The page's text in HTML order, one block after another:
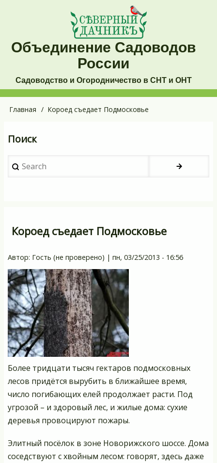
содержанию
Объединение Садоводов
России
Садоводство и Огородничество в СНТ и ОНТ
Основная
Строка
Главная Короед съедает Подмосковье
Поиск
Search
Короед съедает Подмосковье
Автор: Гость (не проверено) | пн, 03/25/2013 - 16:56
Более тридцати тысяч гектаров подмосковных
лесов придётся вырубить в ближайшее время,
число погибающих елей продолжает расти. Под
угрозой – и здоровый лес, и жилые дома: сухие
деревья провоцируют пожары.
Элитный посёлок в зоне Новорижского шоссе. Дома
соседствуют с хвойным лесом: говорят, здесь даже